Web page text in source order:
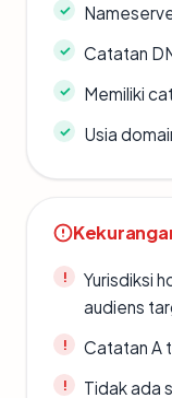
Catatan
Memiliki
Usia
Yurisdiksi
audiens
Catatan A
Tidak ada